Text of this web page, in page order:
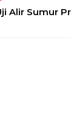
Alir Sumur